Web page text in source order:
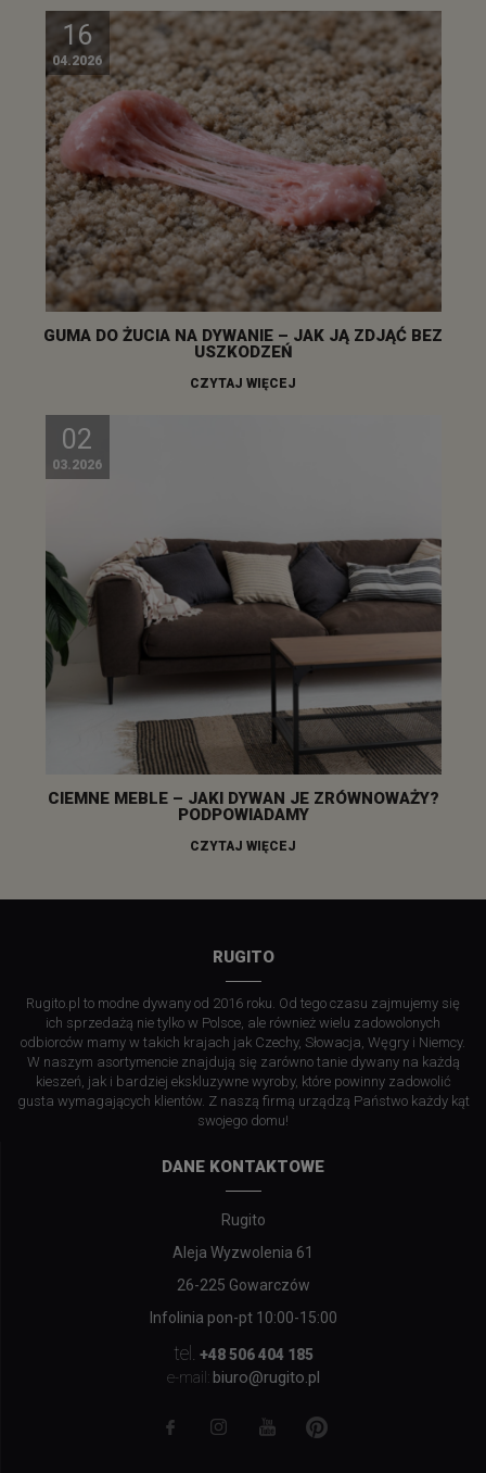
16
04.2026
GUMA DO ŻUCIA NA DYWANIE – JAK JĄ ZDJĄĆ BEZ
USZKODZEŃ
CZYTAJ WIĘCEJ
02
03.2026
CIEMNE MEBLE – JAKI DYWAN JE ZRÓWNOWAŻY?
PODPOWIADAMY
CZYTAJ WIĘCEJ
RUGITO
Rugito.pl to modne dywany od 2016 roku. Od tego czasu zajmujemy się
ich sprzedażą nie tylko w Polsce, ale również wielu zadowolonych
odbiorców mamy w takich krajach jak Czechy, Słowacja, Węgry i Niemcy.
W naszym asortymencie znajdują się zarówno tanie dywany na każdą
kieszeń, jak i bardziej ekskluzywne wyroby, które powinny zadowolić
gusta wymagających klientów. Z naszą firmą urządzą Państwo każdy kąt
swojego domu!
DANE KONTAKTOWE
Rugito
Aleja Wyzwolenia 61
26-225 Gowarczów
Infolinia pon-pt 10:00-15:00
tel.
+48 506 404 185
e-mail: biuro@rugito.pl